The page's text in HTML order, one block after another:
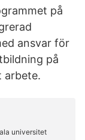
på
ansvar för
på
arbete.